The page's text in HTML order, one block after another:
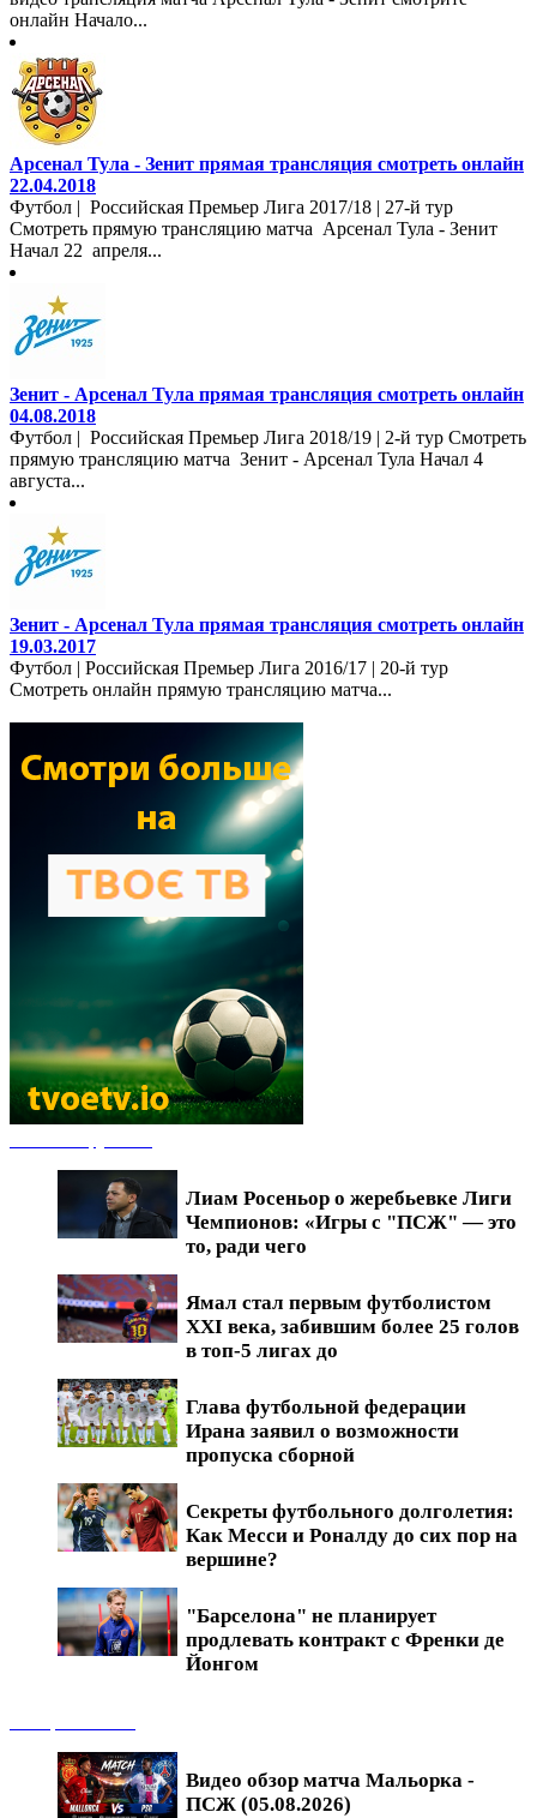
онлайн Начало...
Арсенал Тула - Зенит прямая трансляция смотреть онлайн
22.04.2018
Футбол | Российская Премьер Лига 2017/18 | 27-й тур
Смотреть прямую трансляцию матча Арсенал Тула - Зенит
Начал 22 апреля...
Зенит - Арсенал Тула прямая трансляция смотреть онлайн
04.08.2018
Футбол | Российская Премьер Лига 2018/19 | 2-й тур Смотреть
прямую трансляцию матча Зенит - Арсенал Тула Начал 4
августа...
Зенит - Арсенал Тула прямая трансляция смотреть онлайн
19.03.2017
Футбол | Российская Премьер Лига 2016/17 | 20-й тур
Смотреть онлайн прямую трансляцию матча...
Лиам Росеньор о жеребьевке Лиги
Чемпионов: «Игры с "ПСЖ" — это
то, ради чего
Ямал стал первым футболистом
XXI века, забившим более 25 голов
в топ-5 лигах до
Глава футбольной федерации
Ирана заявил о возможности
пропуска сборной
Секреты футбольного долголетия:
Как Месси и Роналду до сих пор на
вершине?
"Барселона" не планирует
продлевать контракт с Френки де
Йонгом
Видео обзор матча Мальорка -
ПСЖ (05.08.2026)